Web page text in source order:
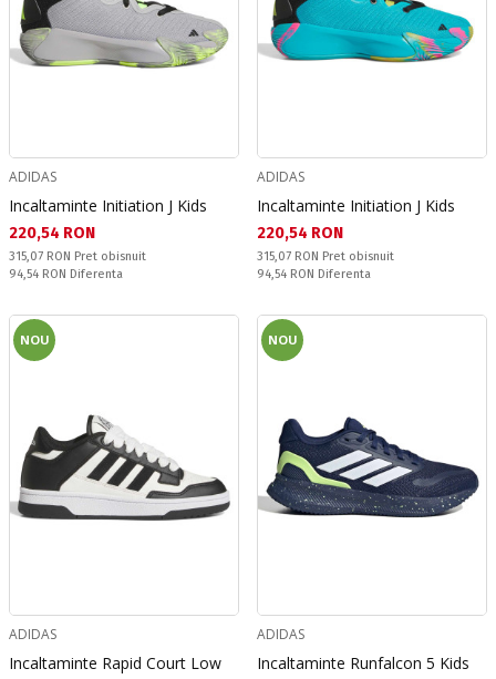
ADIDAS
Incaltaminte Initiation J Kids
Текуща цена:
220,54 RON
Pret obisnuit:
315,07 RON Pret obisnuit
Спестявате:
94,54 RON Diferenta
ADIDAS
Incaltaminte Initiation J Kids
Текуща цена:
220,54 RON
Pret obisnuit:
315,07 RON Pret obisnuit
Спестявате:
94,54 RON Diferenta
NOU
ADIDAS
Incaltaminte Rapid Court Low
NOU
ADIDAS
Incaltaminte Runfalcon 5 Kids